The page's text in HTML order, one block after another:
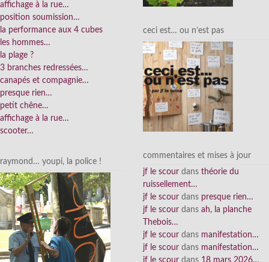
affichage à la rue…
position soumission…
la performance aux 4 cubes
les hommes…
la plage ?
3 branches redressées…
canapés et compagnie…
presque rien…
petit chêne…
affichage à la rue…
scooter…
raymond… youpi, la police !
ceci est… ou n’est pas
commentaires et mises à jour
jf le scour dans théorie du
ruissellement…
jf le scour dans presque rien…
jf le scour dans ah, la planche
Thebois…
jf le scour dans manifestation…
jf le scour dans manifestation…